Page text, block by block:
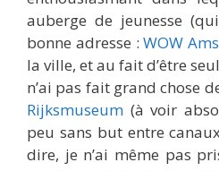
auberge de jeunesse
bonne adresse :WOW
la ville, et au fait d’être
n’ai pas fait grand chose
Rijksmuseum (à voir
peu sans but entre
dire, je n’ai même pas